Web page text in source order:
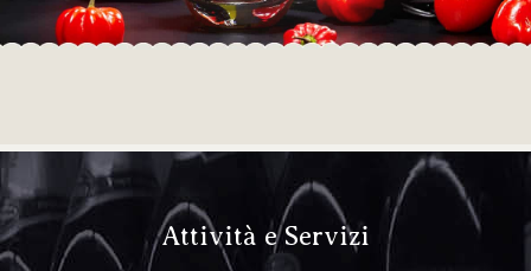
Attività e Servizi